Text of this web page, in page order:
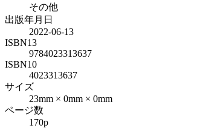
その他
出版年月日
2022-06-13
ISBN13
9784023313637
ISBN10
4023313637
サイズ
23mm × 0mm × 0mm
ページ数
170p